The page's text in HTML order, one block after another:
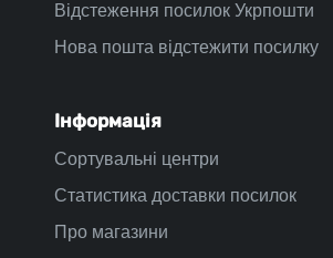
Відстеження посилок Укрпошти
Нова пошта відстежити посилку
Інформація
Сортувальні центри
Статистика доставки посилок
Про магазини